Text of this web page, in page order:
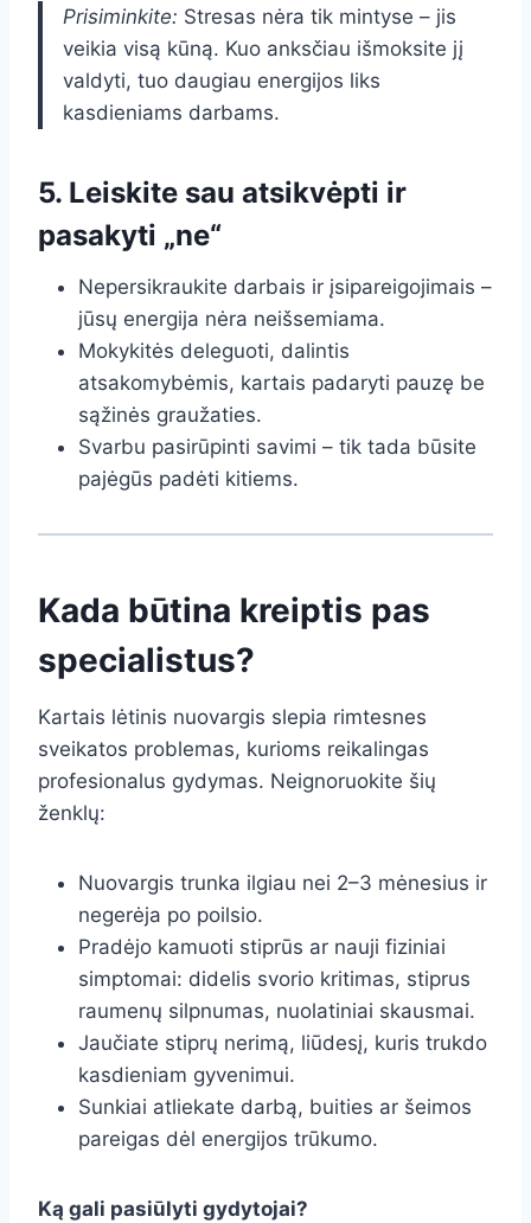
Prisiminkite: Stresas nėra tik mintyse – jis
veikia visą kūną. Kuo anksčiau išmoksite jį
valdyti, tuo daugiau energijos liks
kasdieniams darbams.
5. Leiskite sau atsikvėpti ir
pasakyti „ne“
Nepersikraukite darbais ir įsipareigojimais –
jūsų energija nėra neišsemiama.
Mokykitės deleguoti, dalintis
atsakomybėmis, kartais padaryti pauzę be
sąžinės graužaties.
Svarbu pasirūpinti savimi – tik tada būsite
pajėgūs padėti kitiems.
Kada būtina kreiptis pas
specialistus?
Kartais lėtinis nuovargis slepia rimtesnes
sveikatos problemas, kurioms reikalingas
profesionalus gydymas. Neignoruokite šių
ženklų:
Nuovargis trunka ilgiau nei 2–3 mėnesius ir
negerėja po poilsio.
Pradėjo kamuoti stiprūs ar nauji fiziniai
simptomai: didelis svorio kritimas, stiprus
raumenų silpnumas, nuolatiniai skausmai.
Jaučiate stiprų nerimą, liūdesį, kuris trukdo
kasdieniam gyvenimui.
Sunkiai atliekate darbą, buities ar šeimos
pareigas dėl energijos trūkumo.
Ką gali pasiūlyti gydytojai?